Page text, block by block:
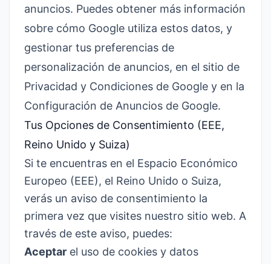
anuncios. Puedes obtener más información
sobre cómo Google utiliza estos datos, y
gestionar tus preferencias de
personalización de anuncios, en el sitio de
Privacidad y Condiciones de Google y en la
Configuración de Anuncios de Google.
Tus Opciones de Consentimiento (EEE,
Reino Unido y Suiza)
Si te encuentras en el Espacio Económico
Europeo (EEE), el Reino Unido o Suiza,
verás un aviso de consentimiento la
primera vez que visites nuestro sitio web. A
través de este aviso, puedes:
Aceptar el uso de cookies y datos